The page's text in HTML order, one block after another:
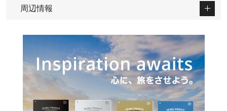
周辺情報